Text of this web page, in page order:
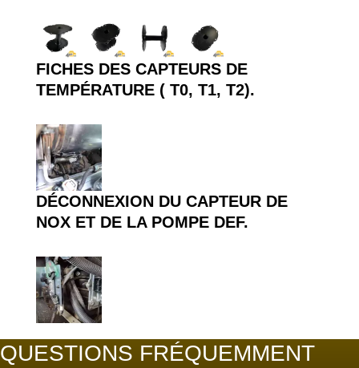
FICHES DES CAPTEURS DE
TEMPÉRATURE ( T0, T1, T2).
DÉCONNEXION DU CAPTEUR DE
NOX ET DE LA POMPE DEF.
QUESTIONS FRÉQUEMMENT